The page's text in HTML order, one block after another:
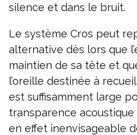
silence et dans le bruit.
Le système Cros peut
alternative dès lors que
maintien de sa tête et
l’oreille destinée à
est suffisamment large
transparence
en effet inenvisageable